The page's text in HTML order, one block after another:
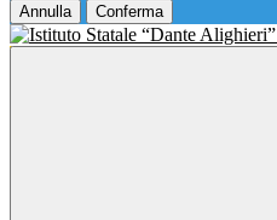
Annulla Conferma